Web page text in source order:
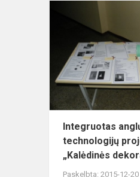
Integruotas
technologijų
„Kalėdinės
Paskelbta: 2015-12-20